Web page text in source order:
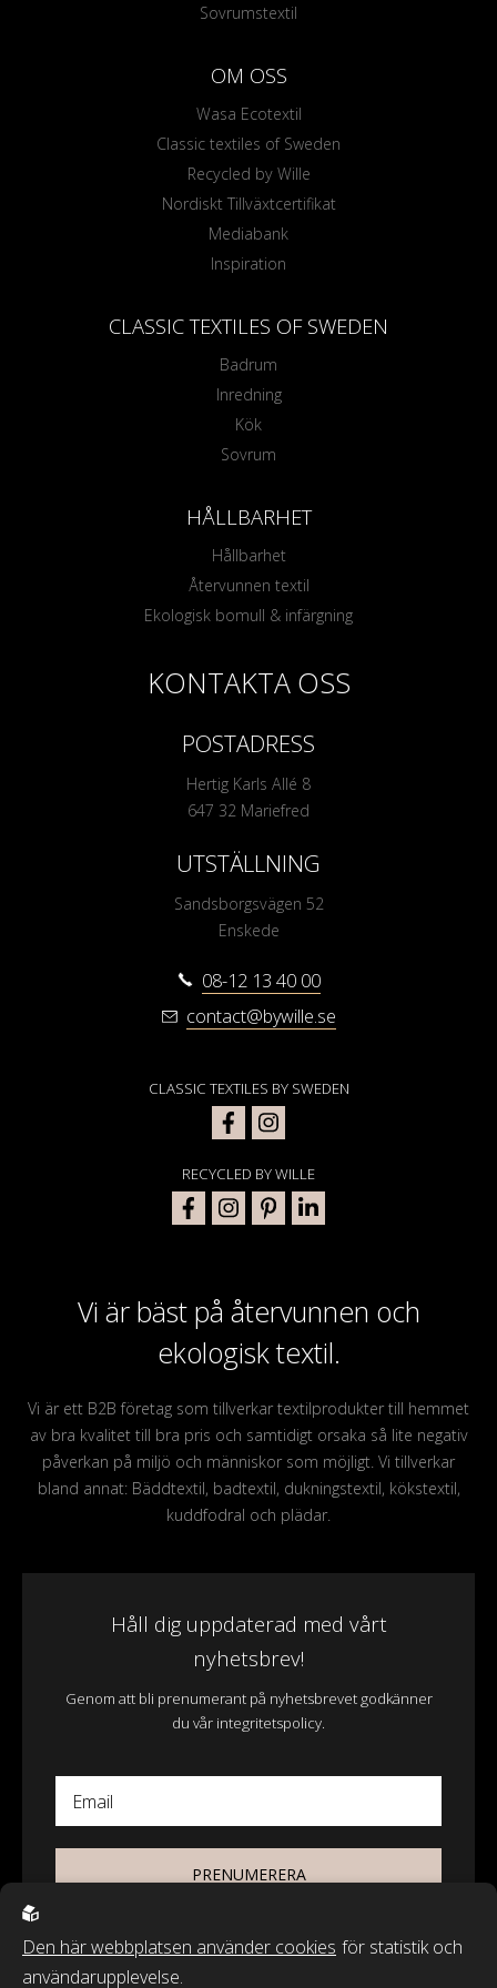
Sovrumstextil
OM OSS
Wasa Ecotextil
Classic textiles of Sweden
Recycled by Wille
Nordiskt Tillväxtcertifikat
Mediabank
Inspiration
CLASSIC TEXTILES OF SWEDEN
Badrum
Inredning
Kök
Sovrum
HÅLLBARHET
Hållbarhet
Återvunnen textil
Ekologisk bomull & infärgning
Vi är bäst på återvunnen och
ekologisk textil.
Vi är ett B2B företag som tillverkar textilprodukter till hemmet
av bra kvalitet till bra pris och samtidigt orsaka så lite negativ
påverkan på miljö och människor som möjligt. Vi tillverkar
bland annat: Bäddtextil, badtextil, dukningstextil, kökstextil,
kuddfodral och plädar.
Håll dig uppdaterad med vårt
nyhetsbrev!
Genom att bli prenumerant på nyhetsbrevet godkänner
du vår integritetspolicy.
Email
PRENUMERERA
KONTAKTA OSS
POSTADRESS
Hertig Karls Allé 8
647 32 Mariefred
UTSTÄLLNING
Sandsborgsvägen 52
Enskede
08-12 13 40 00
contact@bywille.se
CLASSIC TEXTILES BY SWEDEN
RECYCLED BY WILLE
Den här webbplatsen använder cookies för statistik och
användarupplevelse.